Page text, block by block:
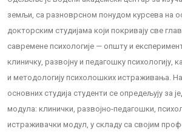
земљи, са разноврсном понудом курсева на
докторским студијама који покривају све
савремене психологије — општу и
клиничку, развојну и педагошку психологију,
и методологију психолошких истраживања. На
основних студија студенти се опредељују за
модула: клинички, развојно-педагошки,
истраживачки модул, у складу са својим